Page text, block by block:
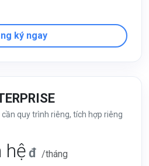
ký ngay
quy trình riêng, tích hợp riêng
hệđ /tháng